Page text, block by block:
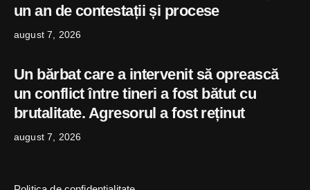
un an de contestații și procese
august 7, 2026
Un bărbat care a intervenit să oprească
un conflict între tineri a fost bătut cu
brutalitate. Agresorul a fost reținut
august 7, 2026